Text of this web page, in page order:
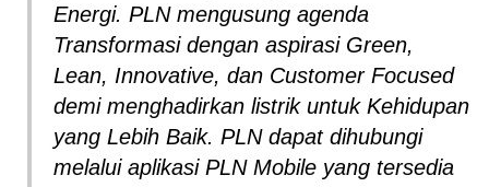
Energi. PLN mengusung agenda
Transformasi dengan aspirasi Green,
Lean, Innovative, dan Customer Focused
demi menghadirkan listrik untuk Kehidupan
yang Lebih Baik. PLN dapat dihubungi
melalui aplikasi PLN Mobile yang tersedia